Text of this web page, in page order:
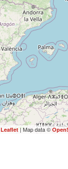
Leaflet| Map data ©